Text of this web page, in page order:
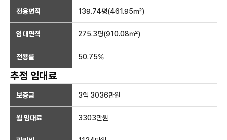
전용면적 139.74평(461.95㎡)
임대면적 275.3평(910.08㎡)
전용률 50.75%
추정 임대료
보증금 3억 3036만원
월 임대료 3303만원